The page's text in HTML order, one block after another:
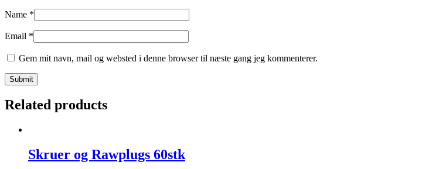
Name *
Email *
Gem mit navn, mail og websted i denne browser til næste gang jeg kommenterer.
Related products
Skruer og Rawplugs 60stk